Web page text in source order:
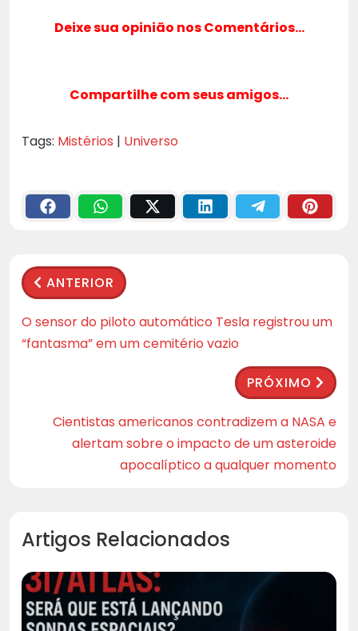
Deixe sua opinião nos Comentários…
Compartilhe com seus amigos…
Tags: Mistérios | Universo
ANTERIOR
O sensor do piloto automático Tesla registrou um
“fantasma” em um cemitério vazio
PRÓXIMO
Cientistas americanos contradizem a NASA e
alertam sobre o impacto de um asteroide
apocalíptico a qualquer momento
Artigos Relacionados